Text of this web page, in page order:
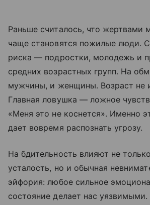
Раньше считалось, что жертвами
чаще становятся пожилые люди.
риска — подростки, молодежь и
средних возрастных групп. На
мужчины, и женщины. Возраст не
Главная ловушка — ложное
«Меня это не коснется». Именно
дает вовремя распознать угрозу.
На бдительность влияют не
усталость, но и обычная
эйфория: любое сильное
состояние делает нас уязвимыми.